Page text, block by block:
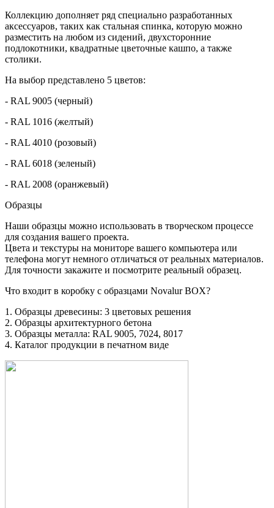
Коллекцию дополняет ряд специально разработанных
аксессуаров, таких как стальная спинка, которую можно
разместить на любом из сидений, двухсторонние
подлокотники, квадратные цветочные кашпо, а также
столики.
На выбор представлено 5 цветов:
- RAL 9005 (черный)
- RAL 1016 (желтый)
- RAL 4010 (розовый)
- RAL 6018 (зеленый)
- RAL 2008 (оранжевый)
Образцы
Наши образцы можно использовать в творческом процессе
для создания вашего проекта.
Цвета и текстуры на мониторе вашего компьютера или
телефона могут немного отличаться от реальных материалов.
Для точности закажите и посмотрите реальный образец.
Что входит в коробку с образцами Novalur BOX?
1. Образцы древесины: 3 цветовых решения
2. Образцы архитектурного бетона
3. Образцы металла: RAL 9005, 7024, 8017
4. Каталог продукции в печатном виде